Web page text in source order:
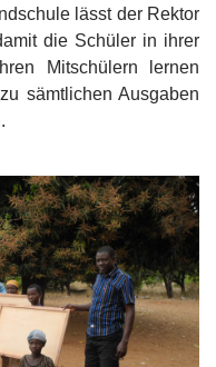
lässt der Rektor
die Schüler in ihrer
Mitschülern lernen
sämtlichen Ausgaben